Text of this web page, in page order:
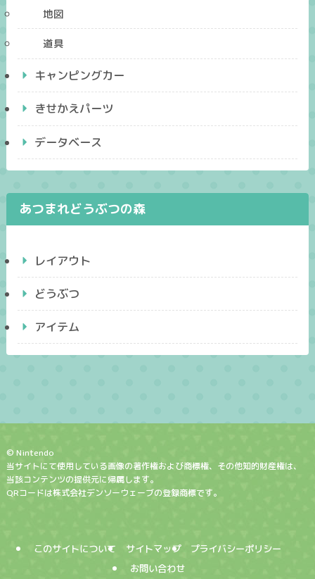
地図
道具
キャンピングカー
きせかえパーツ
データベース
あつまれどうぶつの森
レイアウト
どうぶつ
アイテム
© Nintendo
当サイトにて使用している画像の著作権および商標権、その他知的財産権は、
当該コンテンツの提供元に帰属します。
QRコードは株式会社デンソーウェーブの登録商標です。
このサイトについて サイトマップ
プライバシーポリシー
お問い合わせ